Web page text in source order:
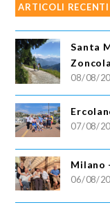
ARTICOLI RECENTI
Santa
08/08/
07/08/
Milano
06/08/